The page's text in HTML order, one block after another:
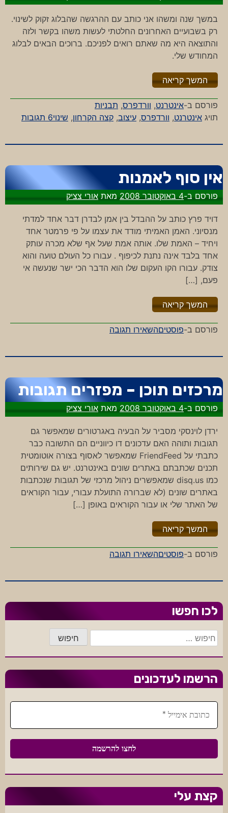
במשך שנה ומשהו אני כותב עם ההרגשה שהבלוג זקוק לשינוי.
רק בשבועיים האחרונים החלטתי לעשות משהו בקשר ולזה
והתוצאה היא מה שאתם רואים לפניכם. ברוכים הבאים לבלוג
המחודש שלי.
המשך קריאה"%s"
פורסם ב-אינטרנט, וורדפרס, תבניות
תויג אינטרנט, וורדפרס, עיצוב, קצה הקרחון, שינוי6 תגובות
על
אין סוף לאמנות
פורסם ב-4 באוקטובר 2008 מאתאורי צציק
דויד פרץ כותב על ההבדל בין אמן לבדרן דבר אחד למדתי
מנסיוני. האמן האמיתי מודד את עצמו על פי פרמטר אחד
ויחיד – האמת שלו. אותה אמת שעל אף שלא מכרה עותק
אחד בלבד אינה נתנת לכיפוף . עבורו כל העולם טועה והוא
צודק. עבורו הקו העקום שלו הוא הדבר הכי ישר שנעשה אי
פעם, […]
המשך קריאה"%s"
פורסם ב-פוסטיםהשאירו תגובה
סוף
מרכזים תוכן – מפזרים תגובות
פורסם ב-4 באוקטובר 2008 מאתאורי צציק
ירדן לוינסקי מסביר על הבעיה באגרטורים שמאפשר גם
תגובות ותוהה האם עדכונים דו כיווניים הם התשובה כבר
כתבתי על FriendFeed שמאפשר לאסוף בצורה אוטומטית
תכנים שכתבתם באתרים שונים באינטרנט. יש גם שירותים
כמו disq.us שמאפשרים ניהול מרכזי של תגובות שנכתבות
באתרים שונים (לא שברורה התועלת עבורי, עבור הקוראים
של האתר שלי או עבור הקוראים באופן […]
המשך קריאה"%s"
פורסם ב-פוסטיםהשאירו תגובה
תוכן
מפזרים
לכו חפשו
חיפוש:
הרשמו לעדכונים
קצת עלי